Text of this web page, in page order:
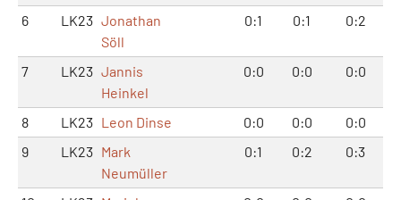
6 LK23 Jonathan
Söll
0:1 0:1 0:2
7 LK23 Jannis
Heinkel
0:0 0:0 0:0
8 LK23 Leon Dinse 0:0 0:0
0:0
9
LK23 Mark
Neumüller
0:1 0:2 0:3